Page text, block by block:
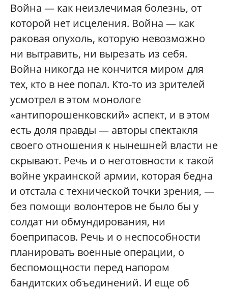
Война — как неизлечимая болезнь, от
которой нет исцеления. Война — как
раковая опухоль, которую невозможно
ни вытравить, ни вырезать из себя.
Война никогда не кончится миром для
тех, кто в нее попал. Кто-то из зрителей
усмотрел в этом монологе
«антипорошенковский» аспект, и в этом
есть доля правды — авторы спектакля
своего отношения к нынешней власти не
скрывают. Речь и о неготовности к такой
войне украинской армии, которая бедна
и отстала с технической точки зрения, —
без помощи волонтеров не было бы у
солдат ни обмундирования, ни
боеприпасов. Речь и о неспособности
планировать военные операции, о
беспомощности перед напором
бандитских объединений. И еще об